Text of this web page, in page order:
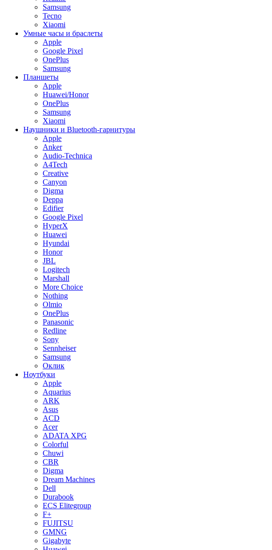
Samsung
Tecno
Xiaomi
Умные часы и браслеты
Apple
Google Pixel
OnePlus
Samsung
Планшеты
Apple
Huawei/Honor
OnePlus
Samsung
Xiaomi
Наушники и Bluetooth-гарнитуры
Apple
Anker
Audio-Technica
A4Tech
Creative
Canyon
Digma
Deppa
Edifier
Google Pixel
HyperX
Huawei
Hyundai
Honor
JBL
Logitech
Marshall
More Choice
Nothing
Olmio
OnePlus
Panasonic
Redline
Sony
Sennheiser
Samsung
Оклик
Ноутбуки
Apple
Aquarius
ARK
Asus
ACD
Acer
ADATA XPG
Colorful
Chuwi
CBR
Digma
Dream Machines
Dell
Durabook
ECS Elitegroup
F+
FUJITSU
GMNG
Gigabyte